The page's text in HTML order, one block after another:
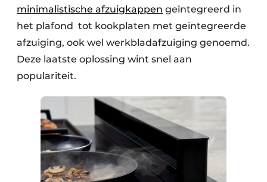
minimalistische afzuigkappen geïntegreerd in
het plafond tot kookplaten met geïntegreerde
afzuiging, ook wel werkbladafzuiging genoemd.
Deze laatste oplossing wint snel aan
populariteit.